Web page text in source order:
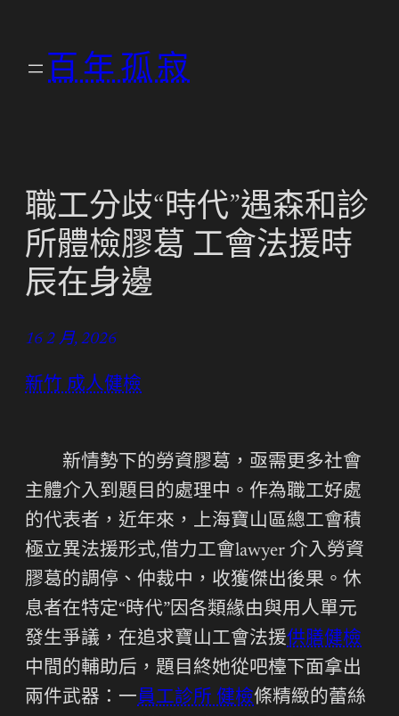
百年孤寂
職工分歧“時代”遇森和診
所體檢膠葛 工會法援時
辰在身邊
16 2 月, 2026
新竹 成人健檢
新情勢下的勞資膠葛，亟需更多社會
主體介入到題目的處理中。作為職工好處
的代表者，近年來，上海寶山區總工會積
極立異法援形式,借力工會lawyer 介入勞資
膠葛的調停、仲裁中，收獲傑出後果。休
息者在特定“時代”因各類緣由與用人單元
發生爭議，在追求寶山工會法援供膳健檢
中間的輔助后，題目終她從吧檯下面拿出
兩件武器：一員工診所 健檢條精緻的蕾絲